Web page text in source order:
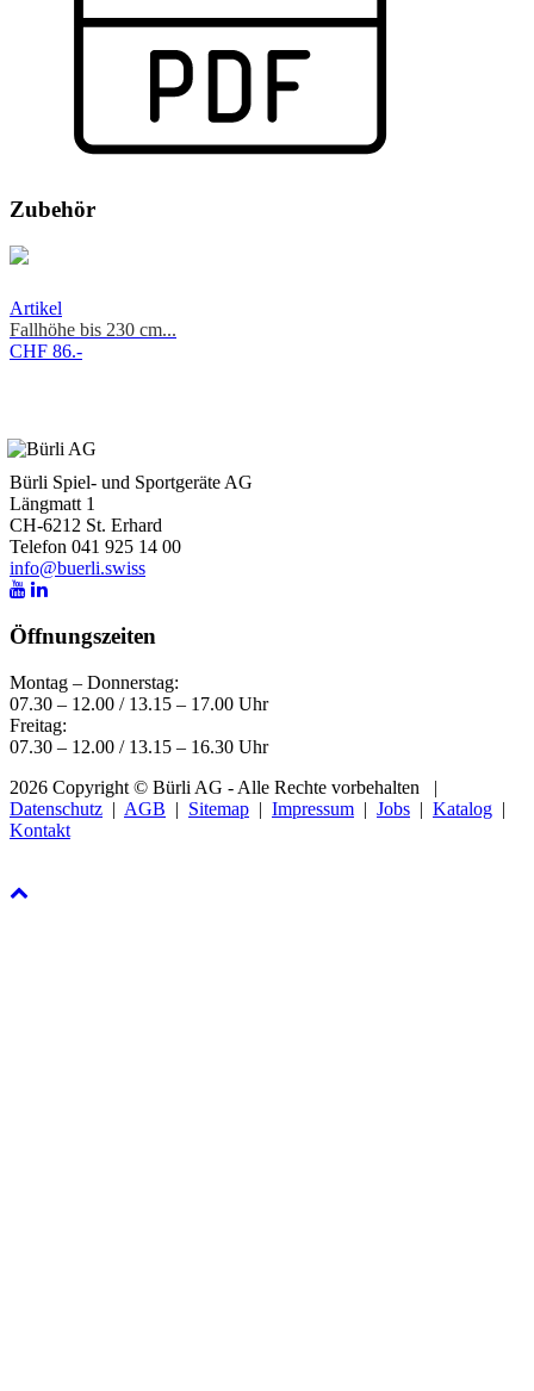
Zubehör
Artikel
Fallhöhe bis 230 cm...
CHF 86.-
Bürli Spiel- und Sportgeräte AG
Längmatt 1
CH-6212 St. Erhard
Telefon 041 925 14 00
info@buerli.swiss
Öffnungszeiten
Montag – Donnerstag:
07.30 – 12.00 / 13.15 – 17.00 Uhr
Freitag:
07.30 – 12.00 / 13.15 – 16.30 Uhr
2026 Copyright © Bürli AG - Alle Rechte vorbehalten |
Datenschutz | AGB | Sitemap | Impressum | Jobs | Katalog |
Kontakt